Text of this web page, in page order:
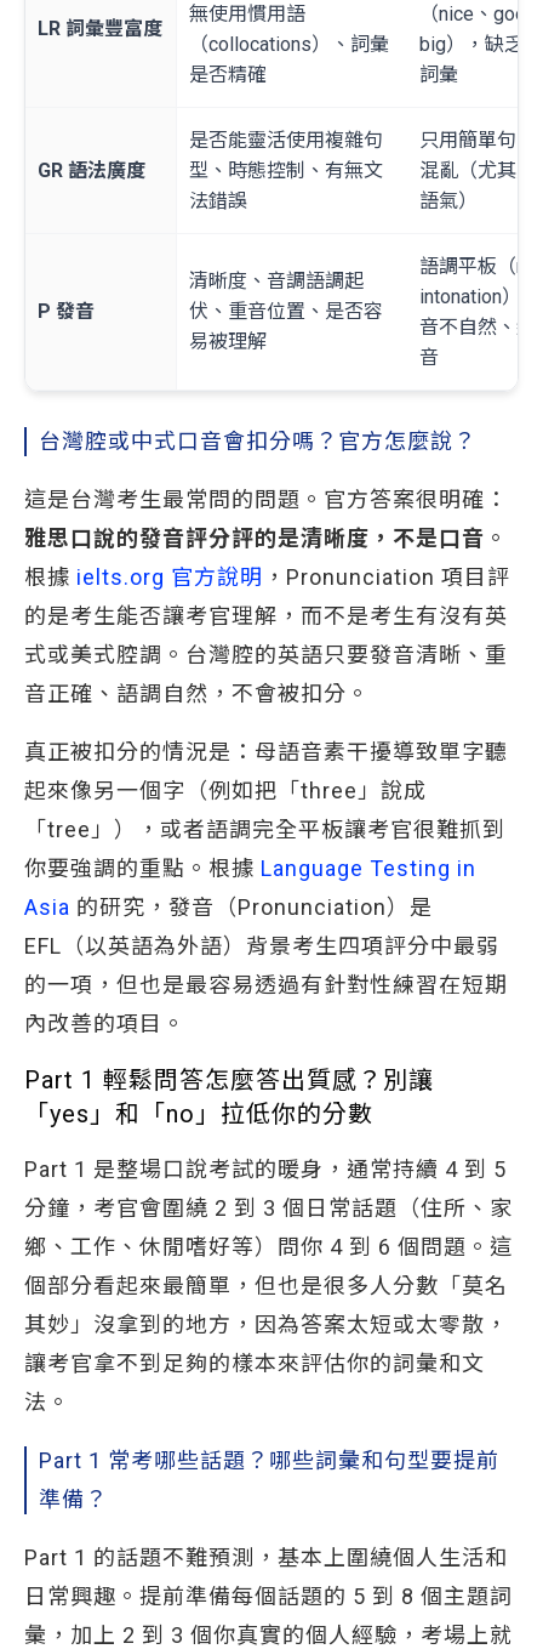
LR 詞彙豐富度
無使用慣用語
（collocations）、詞彙
是否精確
（nice、good
big），缺乏
詞彙
GR 語法廣度
是否能靈活使用複雜句
型、時態控制、有無文
法錯誤
只用簡單句、
混亂（尤其是
語氣）
P 發音
清晰度、音調語調起
伏、重音位置、是否容
易被理解
語調平板（no
intonation）
音不自然、結
音
台灣腔或中式口音會扣分嗎？官方怎麼說？
這是台灣考生最常問的問題。官方答案很明確：
雅思口說的發音評分評的是清晰度，不是口音 。
根據 ielts.org 官方說明 ，Pronunciation 項目評
的是考生能否讓考官理解，而不是考生有沒有英
式或美式腔調。台灣腔的英語只要發音清晰、重
音正確、語調自然，不會被扣分。
真正被扣分的情況是：母語音素干擾導致單字聽
起來像另一個字（例如把「three」說成
「tree」），或者語調完全平板讓考官很難抓到
你要強調的重點。根據 Language Testing in
Asia 的研究，發音（Pronunciation）是
EFL（以英語為外語）背景考生四項評分中最弱
的一項，但也是最容易透過有針對性練習在短期
內改善的項目。
Part 1 輕鬆問答怎麼答出質感？別讓
「yes」和「no」拉低你的分數
Part 1 是整場口說考試的暖身，通常持續 4 到 5
分鐘，考官會圍繞 2 到 3 個日常話題（住所、家
鄉、工作、休閒嗜好等）問你 4 到 6 個問題。這
個部分看起來最簡單，但也是很多人分數「莫名
其妙」沒拿到的地方，因為答案太短或太零散，
讓考官拿不到足夠的樣本來評估你的詞彙和文
法。
Part 1 常考哪些話題？哪些詞彙和句型要提前
準備？
Part 1 的話題不難預測，基本上圍繞個人生活和
日常興趣。提前準備每個話題的 5 到 8 個主題詞
彙，加上 2 到 3 個你真實的個人經驗，考場上就